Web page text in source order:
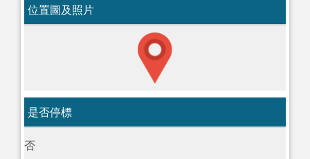
位置圖及照片
是否停標
否